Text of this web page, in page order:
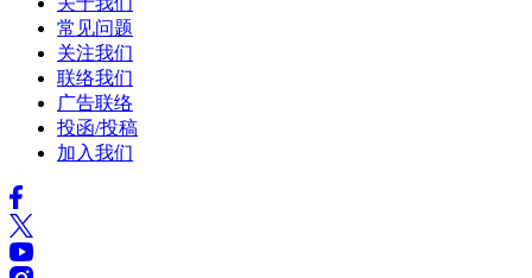
常见问题
关注我们
联络我们
广告联络
投函/投稿
加入我们